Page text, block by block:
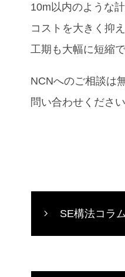
10m 以内のような
コストを大きく抑
工期も大幅に短縮で
NCNへのご相談は
問い合わせください
SE構法コラ